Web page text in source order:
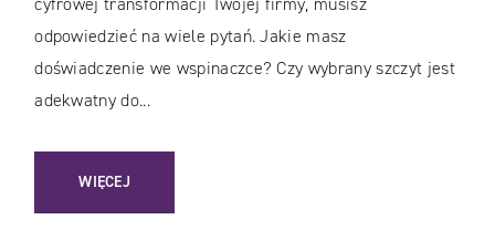
odpowiedzieć na wiele pytań. Jakie masz
doświadczenie we wspinaczce? Czy wybrany szczyt jest
adekwatny do...
WIĘCEJ
: TRANSFORMACJA CYFROWA / PRZEZ BIZNES DO